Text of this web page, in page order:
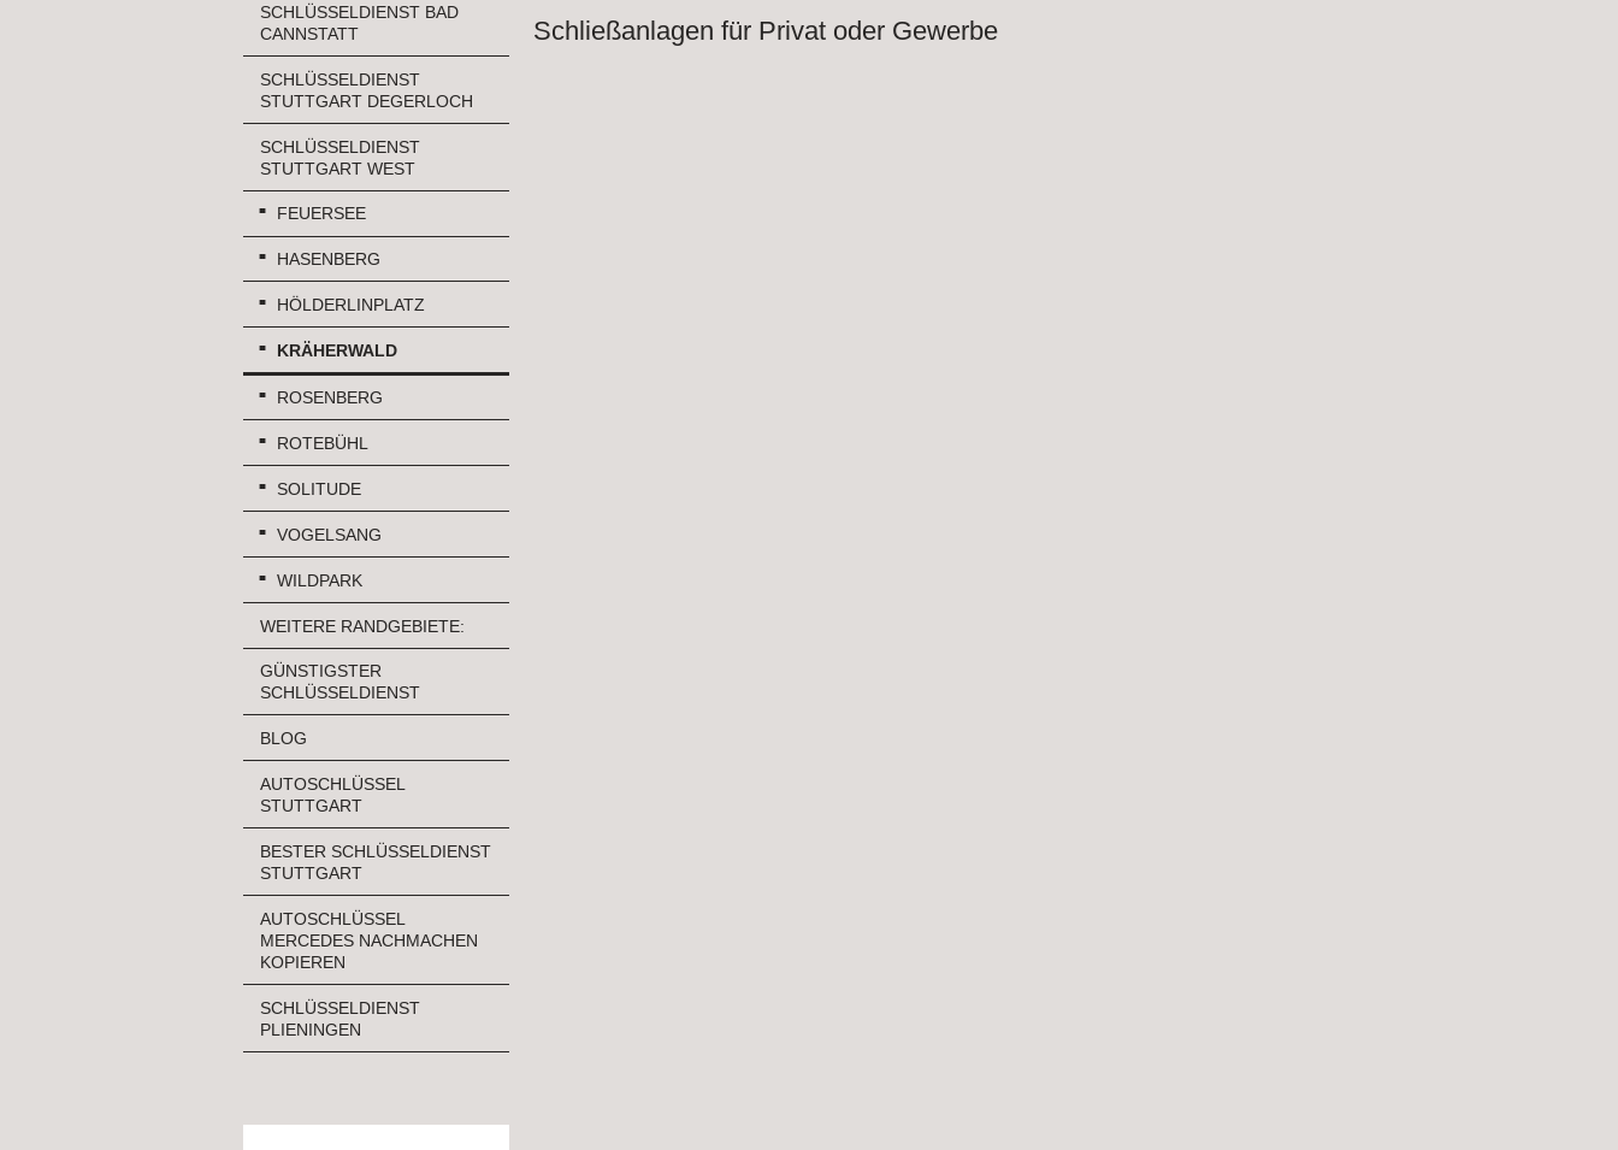
SCHLÜSSELDIENST BAD
CANNSTATT
SCHLÜSSELDIENST
STUTTGART DEGERLOCH
SCHLÜSSELDIENST
STUTTGART WEST
FEUERSEE
HASENBERG
HÖLDERLINPLATZ
KRÄHERWALD
ROSENBERG
ROTEBÜHL
SOLITUDE
VOGELSANG
WILDPARK
WEITERE RANDGEBIETE:
GÜNSTIGSTER
SCHLÜSSELDIENST
BLOG
AUTOSCHLÜSSEL
STUTTGART
BESTER SCHLÜSSELDIENST
STUTTGART
AUTOSCHLÜSSEL
MERCEDES NACHMACHEN
KOPIEREN
SCHLÜSSELDIENST
PLIENINGEN
Schließanlagen für Privat oder Gewerbe